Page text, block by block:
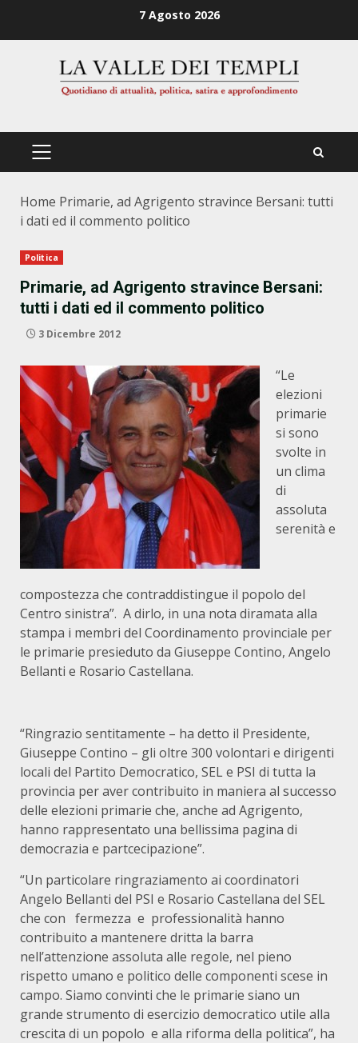
7 Agosto 2026
PRIMÄRES
Home Primarie, ad Agrigento stravince Bersani: tutti
i dati ed il commento politico
Politica
Primarie, ad Agrigento stravince Bersani:
tutti i dati ed il commento politico
3 Dicembre 2012
“Le
elezioni
primarie
si sono
svolte in
un clima
di
assoluta
serenità e
compostezza che contraddistingue il popolo del
Centro sinistra”. A dirlo, in una nota diramata alla
stampa i membri del Coordinamento provinciale per
le primarie presieduto da Giuseppe Contino, Angelo
Bellanti e Rosario Castellana.
“Ringrazio sentitamente – ha detto il Presidente,
Giuseppe Contino – gli oltre 300 volontari e dirigenti
locali del Partito Democratico, SEL e PSI di tutta la
provincia per aver contribuito in maniera al successo
delle elezioni primarie che, anche ad Agrigento,
hanno rappresentato una bellissima pagina di
democrazia e partcecipazione”.
“Un particolare ringraziamento ai coordinatori
Angelo Bellanti del PSI e Rosario Castellana del SEL
che con fermezza e professionalità hanno
contribuito a mantenere dritta la barra
nell’attenzione assoluta alle regole, nel pieno
rispetto umano e politico delle componenti scese in
campo. Siamo convinti che le primarie siano un
grande strumento di esercizio democratico utile alla
crescita di un popolo e alla riforma della politica”, ha